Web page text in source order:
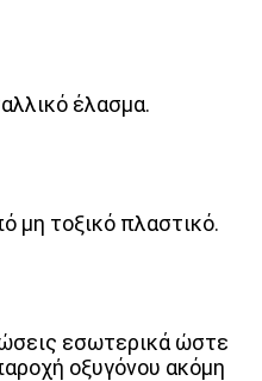
έλασμα.
μη τοξικό πλαστικό.
εσωτερικά ώστε
οξυγόνου ακόμη